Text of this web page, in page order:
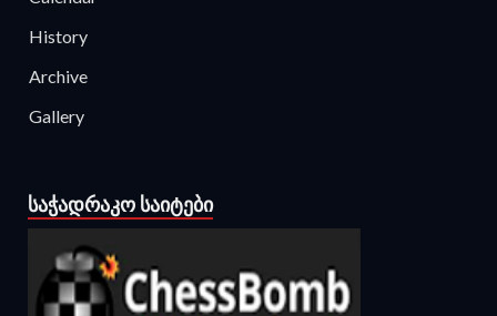
History
Archive
Gallery
ᲡᲐᲭᲐᲓᲠᲐᲙᲝ ᲡᲐᲘᲢᲔᲑᲘ